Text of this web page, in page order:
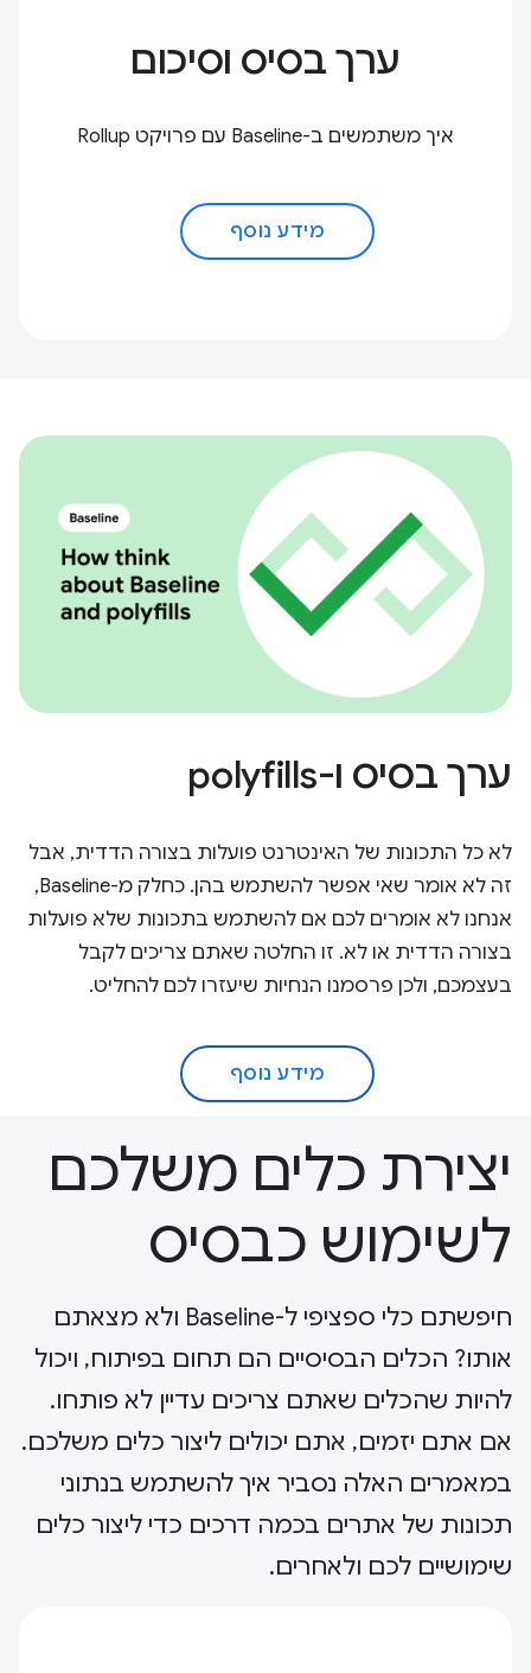
ערך בסיס וסיכום
איך משתמשים ב-Baseline עם פרויקט Rollup
מידע נוסף
ערך בסיס ו-polyfills
לא כל התכונות של האינטרנט פועלות בצורה הדדית, אבל
זה לא אומר שאי אפשר להשתמש בהן. כחלק מ-Baseline,
אנחנו לא אומרים לכם אם להשתמש בתכונות שלא פועלות
בצורה הדדית או לא. זו החלטה שאתם צריכים לקבל
בעצמכם, ולכן פרסמנו הנחיות שיעזרו לכם להחליט.
מידע נוסף
יצירת כלים משלכם
לשימוש כבסיס
חיפשתם כלי ספציפי ל-Baseline ולא מצאתם
אותו? הכלים הבסיסיים הם תחום בפיתוח, ויכול
להיות שהכלים שאתם צריכים עדיין לא פותחו.
אם אתם יזמים, אתם יכולים ליצור כלים משלכם.
במאמרים האלה נסביר איך להשתמש בנתוני
תכונות של אתרים בכמה דרכים כדי ליצור כלים
שימושיים לכם ולאחרים.